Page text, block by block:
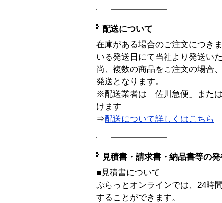
配送について
在庫がある場合のご注文につき
いる発送日にて当社より発送い
尚、複数の商品をご注文の場合
発送となります。
※配送業者は「佐川急便」また
けます
⇒配送について詳しくはこちら
見積書・請求書・納品書等の
■見積書について
ぷらっとオンラインでは、24時
することができます。